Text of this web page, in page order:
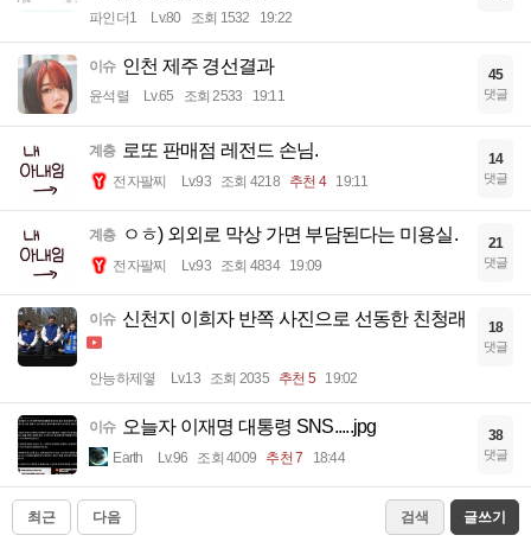
파인더1 Lv.80 조회 1532 19:22
이슈 인천 제주 경선결과
윤석렬 Lv.65 조회 2533 19:11
45
댓글
계층 로또 판매점 레전드 손님.
전자팔찌 Lv.93 조회 4218 추천 4 19:11
14
댓글
계층 ㅇㅎ) 외외로 막상 가면 부담된다는 미용실.
전자팔찌 Lv.93 조회 4834 19:09
21
댓글
이슈 신천지 이희자 반쪽 사진으로 선동한 친청래
안능하제옇 Lv.13 조회 2035 추천 5 19:02
18
댓글
이슈 오늘자 이재명 대통령 SNS.....jpg
Earth Lv.96 조회 4009 추천 7 18:44
38
댓글
최근 다음 검색 글쓰기